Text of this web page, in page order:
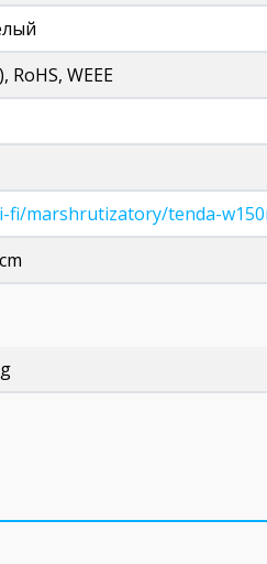
RoHS, WEEE
fi/marshrutizatory/tenda-